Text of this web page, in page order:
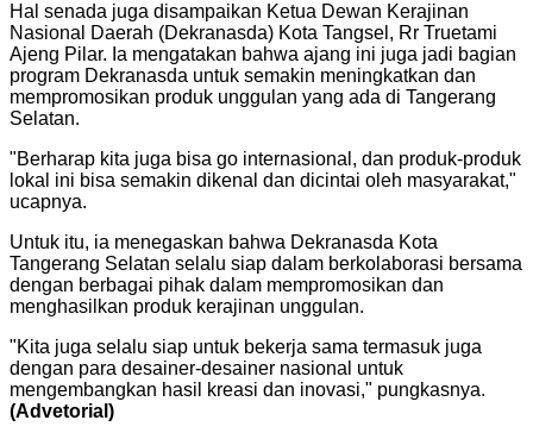
Hal senada juga disampaikan Ketua Dewan Kerajinan
Nasional Daerah (Dekranasda) Kota Tangsel, Rr Truetami
Ajeng Pilar. Ia mengatakan bahwa ajang ini juga jadi bagian
program Dekranasda untuk semakin meningkatkan dan
mempromosikan produk unggulan yang ada di Tangerang
Selatan.
"Berharap kita juga bisa go internasional, dan produk-produk
lokal ini bisa semakin dikenal dan dicintai oleh masyarakat,"
ucapnya.
Untuk itu, ia menegaskan bahwa Dekranasda Kota
Tangerang Selatan selalu siap dalam berkolaborasi bersama
dengan berbagai pihak dalam mempromosikan dan
menghasilkan produk kerajinan unggulan.
"Kita juga selalu siap untuk bekerja sama termasuk juga
dengan para desainer-desainer nasional untuk
mengembangkan hasil kreasi dan inovasi," pungkasnya.
(Advetorial)